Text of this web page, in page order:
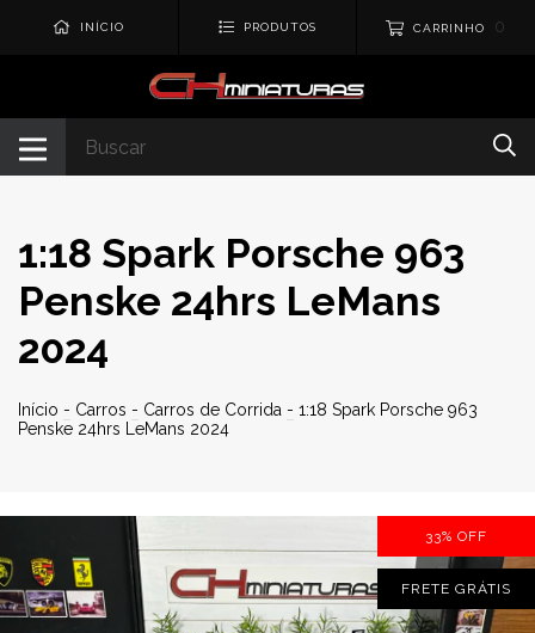
INÍCIO PRODUTOS CARRINHO 0
1:18 Spark Porsche 963
Penske 24hrs LeMans
2024
Início - Carros - Carros de Corrida - 1:18 Spark Porsche 963
Penske 24hrs LeMans 2024
33% OFF
FRETE GRÁTIS